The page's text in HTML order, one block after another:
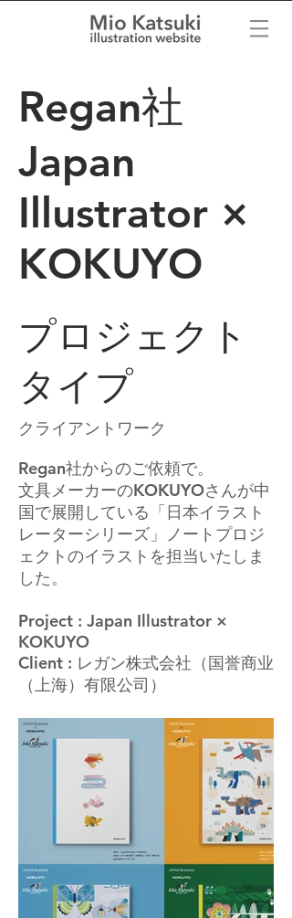
Regan社
Japan
Illustrator ×
KOKUYO
プロジェクト
タイプ
クライアントワーク
Regan社からのご依頼で。
文具メーカーのKOKUYOさんが中
国で展開している「日本イラスト
レーターシリーズ」ノートプロジ
ェクトのイラストを担当いたしま
した。
Project : Japan Illustrator ×
KOKUYO
Client : レガン株式会社（国誉商业
（上海）有限公司）